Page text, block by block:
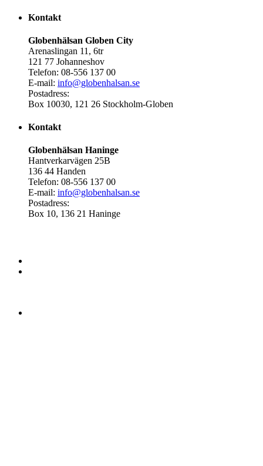
Kontakt
Globenhälsan Globen City
Arenaslingan 11, 6tr
121 77 Johanneshov
Telefon: 08-556 137 00
E-mail: info@globenhalsan.se
Postadress:
Box 10030, 121 26 Stockholm-Globen
Kontakt
Globenhälsan Haninge
Hantverkarvägen 25B
136 44 Handen
Telefon: 08-556 137 00
E-mail: info@globenhalsan.se
Postadress:
Box 10, 136 21 Haninge